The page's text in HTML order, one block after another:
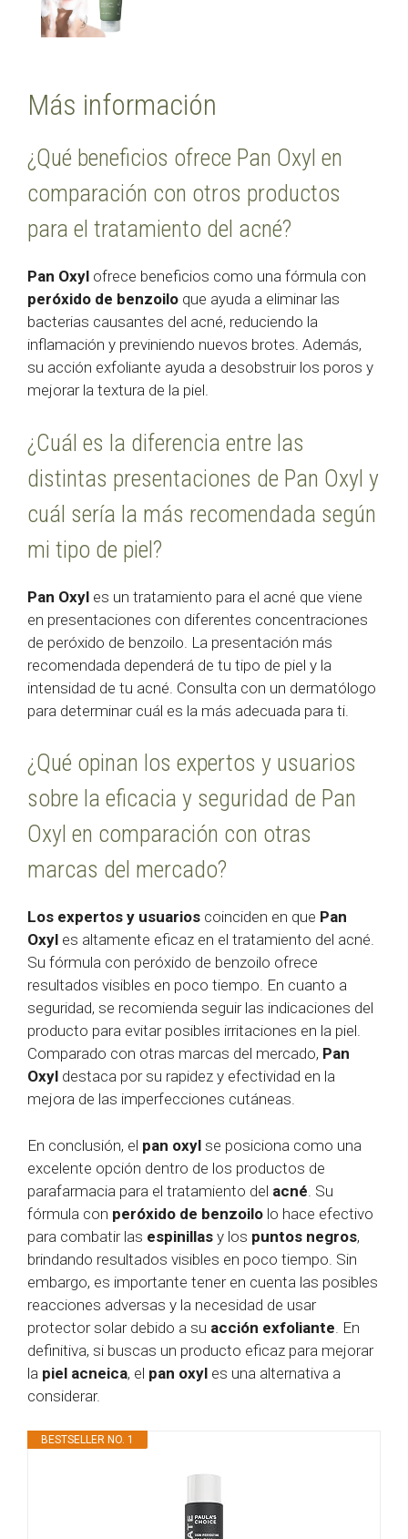
Más información
¿Qué beneficios ofrece Pan Oxyl en
comparación con otros productos
para el tratamiento del acné?
Pan Oxyl ofrece beneficios como una fórmula con
peróxido de benzoilo que ayuda a eliminar las
bacterias causantes del acné, reduciendo la
inflamación y previniendo nuevos brotes. Además,
su acción exfoliante ayuda a desobstruir los poros y
mejorar la textura de la piel.
¿Cuál es la diferencia entre las
distintas presentaciones de Pan Oxyl y
cuál sería la más recomendada según
mi tipo de piel?
Pan Oxyl es un tratamiento para el acné que viene
en presentaciones con diferentes concentraciones
de peróxido de benzoilo. La presentación más
recomendada dependerá de tu tipo de piel y la
intensidad de tu acné. Consulta con un dermatólogo
para determinar cuál es la más adecuada para ti.
¿Qué opinan los expertos y usuarios
sobre la eficacia y seguridad de Pan
Oxyl en comparación con otras
marcas del mercado?
Los expertos y usuarios coinciden en que Pan
Oxyl es altamente eficaz en el tratamiento del acné.
Su fórmula con peróxido de benzoilo ofrece
resultados visibles en poco tiempo. En cuanto a
seguridad, se recomienda seguir las indicaciones del
producto para evitar posibles irritaciones en la piel.
Comparado con otras marcas del mercado, Pan
Oxyl destaca por su rapidez y efectividad en la
mejora de las imperfecciones cutáneas.
En conclusión, el pan oxyl se posiciona como una
excelente opción dentro de los productos de
parafarmacia para el tratamiento del acné . Su
fórmula con peróxido de benzoilo lo hace efectivo
para combatir las espinillas y los puntos negros,
brindando resultados visibles en poco tiempo. Sin
embargo, es importante tener en cuenta las posibles
reacciones adversas y la necesidad de usar
protector solar debido a su acción exfoliante . En
definitiva, si buscas un producto eficaz para mejorar
la piel acneica, el pan oxyl es una alternativa a
considerar.
BESTSELLER NO. 1